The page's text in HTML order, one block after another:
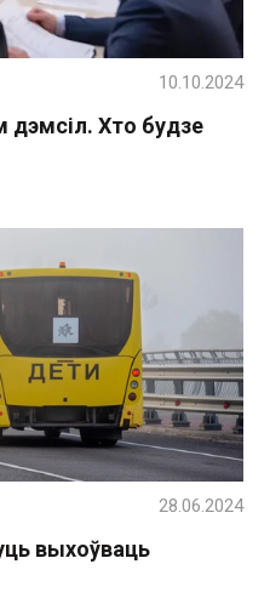
дэмсіл. Хто будзе
10.10.2024
выхоўваць
28.06.2024